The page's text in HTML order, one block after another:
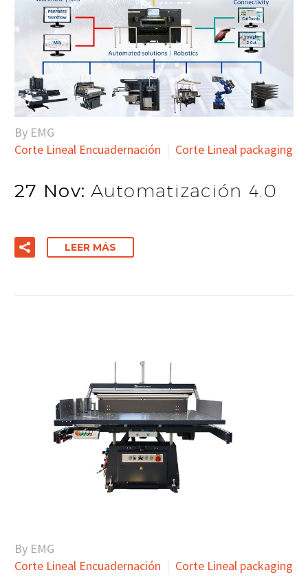
By EMG
Corte Lineal Encuadernación
Corte Lineal packaging
27 Nov:Automatización 4.0
LEER MÁS
By EMG
Corte Lineal Encuadernación
Corte Lineal packaging